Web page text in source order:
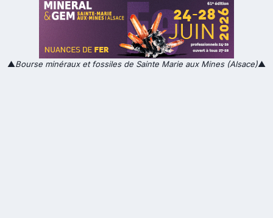
▲Bourse minéraux et fossiles de Sainte Marie aux Mines (Alsace)▲